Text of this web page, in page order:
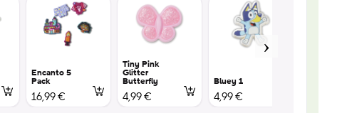
Encanto 5
Pack
16,99 €
Tiny Pink
Glitter
Butterfly
4,99 €
Bluey 1
4,99 €